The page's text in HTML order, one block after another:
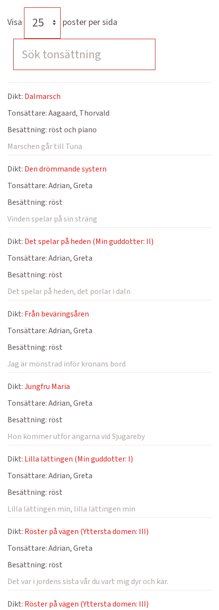
Visa poster per sida
Dikt: Dalmarsch
Tonsättare:Aagaard, Thorvald
Besättning: röst och piano
Marschen går till Tuna
Dikt: Den drömmande systern
Tonsättare:Adrian, Greta
Besättning: röst
Vinden spelar på sin sträng
Dikt: Det spelar på heden (Min guddotter: II)
Tonsättare:Adrian, Greta
Besättning: röst
Det spelar på heden, det porlar i daln
Dikt: Från beväringsåren
Tonsättare:Adrian, Greta
Besättning: röst
Jag är mönstrad inför kronans bord
Dikt:Jungfru Maria
Tonsättare:Adrian, Greta
Besättning: röst
Hon kommer utför ängarna vid Sjugareby
Dikt: Lilla lättingen (Min guddotter: I)
Tonsättare:Adrian, Greta
Besättning: röst
Lilla lättingen min, lilla lättingen min
Dikt: Röster på vägen (Yttersta domen: III)
Tonsättare:Adrian, Greta
Besättning: röst
Det var i jordens sista vår du vart mig dyr och kär.
Dikt: Röster på vägen (Yttersta domen: III)